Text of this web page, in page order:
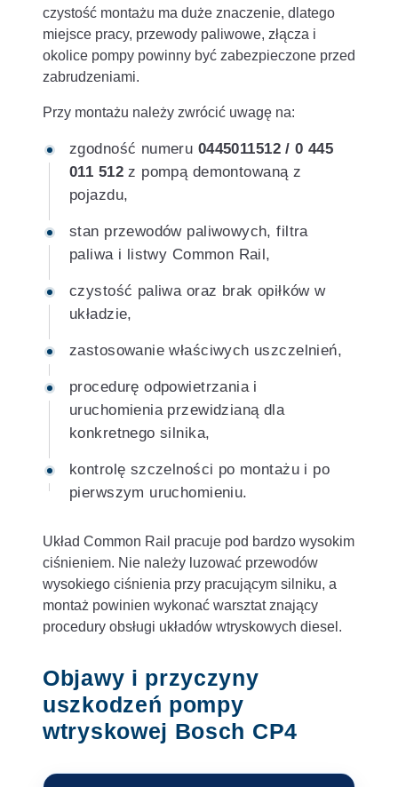
czystość montażu ma duże znaczenie, dlatego
miejsce pracy, przewody paliwowe, złącza i
okolice pompy powinny być zabezpieczone przed
zabrudzeniami.
Przy montażu należy zwrócić uwagę na:
zgodność numeru 0445011512 / 0 445
011 512z pompą demontowaną z
pojazdu,
stan przewodów paliwowych, filtra
paliwa i listwy Common Rail,
czystość paliwa oraz brak opiłków w
układzie,
zastosowanie właściwych uszczelnień,
procedurę odpowietrzania i
uruchomienia przewidzianą dla
konkretnego silnika,
kontrolę szczelności po montażu i po
pierwszym uruchomieniu.
Układ Common Rail pracuje pod bardzo wysokim
ciśnieniem. Nie należy luzować przewodów
wysokiego ciśnienia przy pracującym silniku, a
montaż powinien wykonać warsztat znający
procedury obsługi układów wtryskowych diesel.
Objawy i przyczyny
uszkodzeń pompy
wtryskowej Bosch CP4